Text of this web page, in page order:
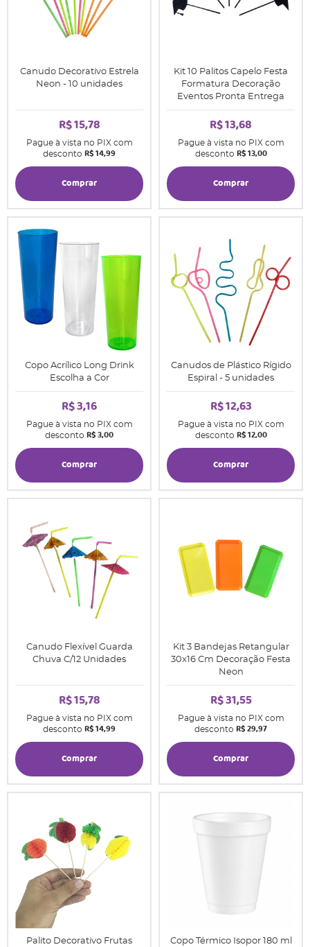
Canudo Decorativo Estrela
Neon - 10 unidades
R$ 15,78
Pague à vista no PIX com
desconto R$ 14,99
Comprar
Kit 10 Palitos Capelo Festa
Formatura Decoração
Eventos Pronta Entrega
R$ 13,68
Pague à vista no PIX com
desconto R$ 13,00
Comprar
Copo Acrílico Long Drink
Escolha a Cor
R$ 3,16
Pague à vista no PIX com
desconto R$ 3,00
Comprar
Canudos de Plástico Rígido
Espiral - 5 unidades
R$ 12,63
Pague à vista no PIX com
desconto R$ 12,00
Comprar
Canudo Flexível Guarda
Chuva C/12 Unidades
R$ 15,78
Pague à vista no PIX com
desconto R$ 14,99
Comprar
Kit 3 Bandejas Retangular
30x16 Cm Decoração Festa
Neon
R$ 31,55
Pague à vista no PIX com
desconto R$ 29,97
Comprar
Palito Decorativo Frutas Copo Térmico Isopor 180 ml